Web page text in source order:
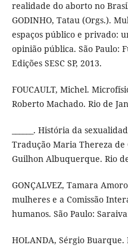
realidade do aborto no
GODINHO, Tatau (Orgs.).
espaços público e privado:
opinião pública. São Paulo:
Edições SESC SP, 2013.
FOUCAULT, Michel.
Roberto Machado. Rio de
______. História da
Tradução Maria Thereza de
Guilhon Albuquerque. Rio
GONÇALVEZ, Tamara
mulheres e a Comissão
humanos. São Paulo:
HOLANDA, Sérgio Buarque.